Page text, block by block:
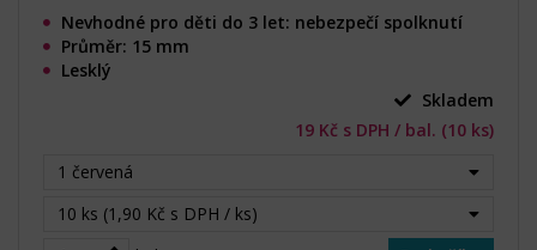
Nevhodné pro děti do 3 let: nebezpečí spolknutí
Průměr: 15 mm
Lesklý
Skladem
19 Kč s DPH / bal. (10 ks)
1 červená
10 ks (1,90 Kč s DPH / ks)